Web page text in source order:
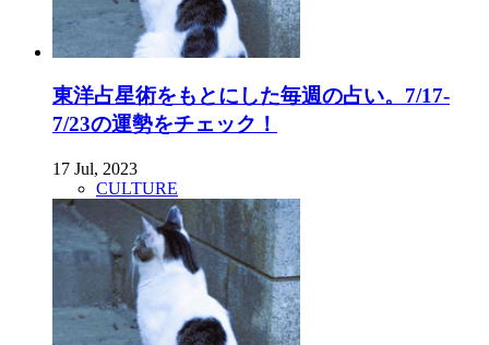
東洋占星術をもとにした毎週の占い。7/17-
7/23の運勢をチェック！
17 Jul, 2023
CULTURE